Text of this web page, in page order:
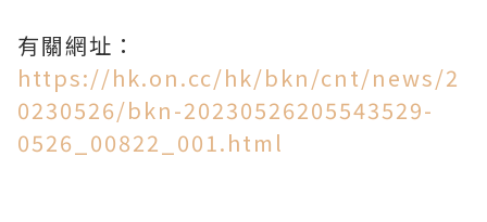
有關網址：
https://hk.on.cc/hk/bkn/cnt/news/2
0230526/bkn-20230526205543529-
0526_00822_001.html